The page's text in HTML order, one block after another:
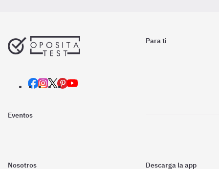
Para ti
Eventos
Nosotros Descarga la app